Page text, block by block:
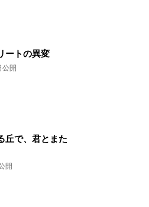
ートの異変
開
丘で、君とまた
開